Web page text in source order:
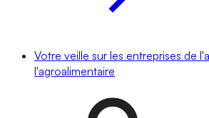
Votre veille sur les entreprises de
l'agroalimentaire